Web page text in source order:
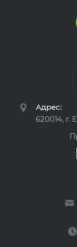
Адрес:
620014, г.